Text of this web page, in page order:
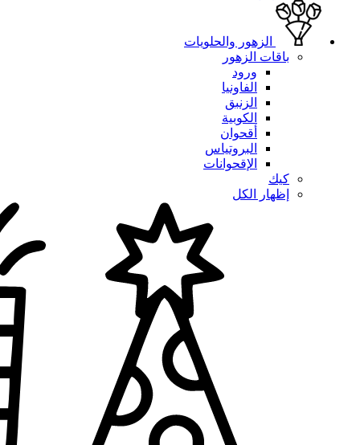
الزهور والحلويات
باقات الزهور
ورود
الفاونيا
الزنبق
الكوبية
أقحوان
البروتياس
الإقحوانات
كيك
إظهار الكل